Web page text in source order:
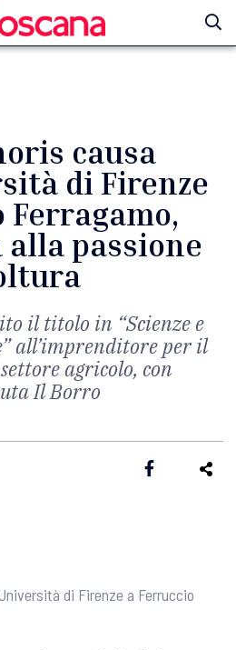
causa
di Firenze
Ferragamo,
alla passione
il titolo in “Scienze e
all’imprenditore per il
agricolo, con
Il Borro
di Firenze a Ferruccio